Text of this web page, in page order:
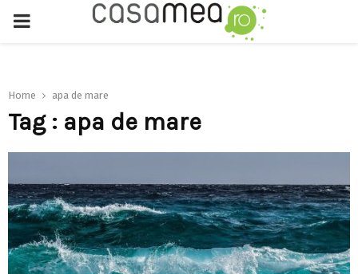
PRIMARY
Home apa de mare
Tag : apa de mare